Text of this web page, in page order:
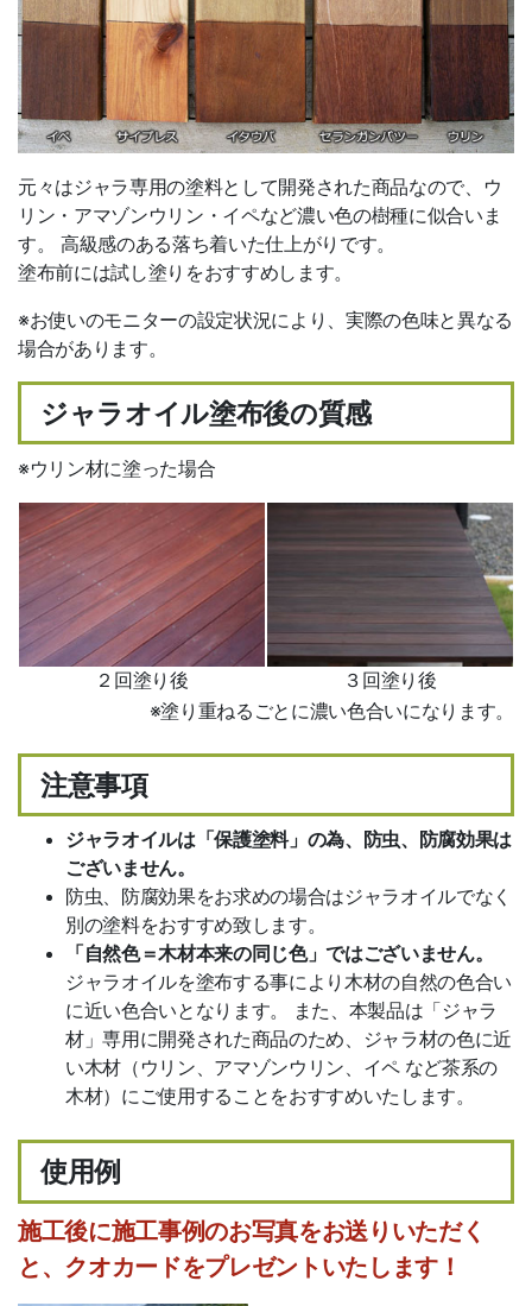
元々はジャラ専用の塗料として開発された商品なので、ウ
リン・アマゾンウリン・イペなど濃い色の樹種に似合いま
す。 高級感のある落ち着いた仕上がりです。
塗布前には試し塗りをおすすめします。
※お使いのモニターの設定状況により、実際の色味と異なる
場合があります。
ジャラオイル塗布後の質感
※ウリン材に塗った場合
２回塗り後 ３回塗り後
※塗り重ねるごとに濃い色合いになります。
注意事項
ジャラオイルは「保護塗料」の為、防虫、防腐効果は
ございません。
防虫、防腐効果をお求めの場合はジャラオイルでなく
別の塗料をおすすめ致します。
「自然色＝木材本来の同じ色」ではございません。
ジャラオイルを塗布する事により木材の自然の色合い
に近い色合いとなります。 また、本製品は「ジャラ
材」専用に開発された商品のため、ジャラ材の色に近
い木材（ウリン、アマゾンウリン、イペ など茶系の
木材）にご使用することをおすすめいたします。
使用例
施工後に施工事例のお写真をお送りいただく
と、クオカードをプレゼントいたします！